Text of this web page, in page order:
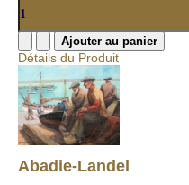
Détails du Produit
Abadie-Landel